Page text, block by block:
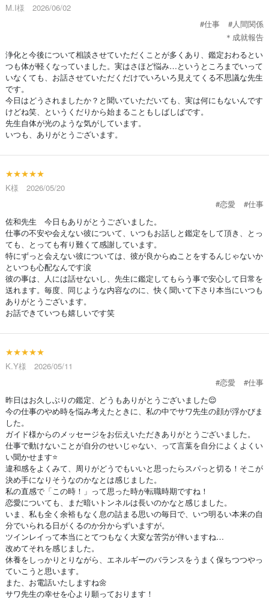
M.I様 2026/06/02
#仕事
#人間関係
＊成就報告
浄化と今後について相談させていただくことが多くあり、鑑定おわるとい
つも体が軽くなっていました。実はさほど悩み…というところまでいって
いなくても、お話させていただくだけでいろいろ見えてくる不思議な先生
です。
今日はどうされましたか？と聞いていただいても、実は何にもないんです
けどね笑、というくだりから始まることもしばしばです。
先生自体が光のような気がしています。
いつも、ありがとうございます。
★★★★★
K様 2026/05/20
#恋愛
#仕事
佐和先生 今日もありがとうございました。
仕事の不安や会えない彼について、いつもお話しと鑑定をして頂き、とっ
ても、とっても有り難くて感謝しています。
特にずっと会えない彼については、彼が良からぬことをするんじゃないか
といつも心配なんです涙
彼の事は、人には話せないし、先生に鑑定してもらう事で安心して日常を
送れます。毎度、同じような内容なのに、快く聞いて下さり本当にいつも
ありがとうございます。
お話できていつも嬉しいです笑
★★★★★
K.Y様 2026/05/11
#恋愛
#仕事
昨日はお久しぶりの鑑定、どうもありがとうございました😌
今の仕事のやめ時を悩み考えたときに、私の中でサワ先生の顔が浮かびま
した。
ガイド様からのメッセージをお伝えいただきありがとうございました。
仕事で動けないことが自分のせいじゃない、って言葉を自分によくよくい
い聞かせます⭐️
違和感をよくみて、周りがどうでもいいと思ったらスパっと切る！そこが
決め手になりそうなのかなとは感じました。
私の直感で「この時！」って思った時が転職時期ですね！
恋愛についても、まだ暗いトンネルは長いのかなと感じました。
いま、私も全く余裕もなく息の詰まる思いの毎日で、いつ明るい本来の自
分でいられる日がくるのか分からずいますが。
ツインレイって本当にとてつもなく大変な苦労が伴いますね…
改めてそれを感じました。
休養をしっかりとりながら、エネルギーのバランスをうまく保ちつつやっ
ていこうと思います。
また、お電話いたしますね🌼
サワ先生の幸せを心より願っております！